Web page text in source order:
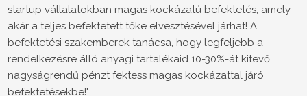
startup vállalatokban magas kockázatú befektetés, amely
akár a teljes befektetett tőke elvesztésével járhat! A
befektetési szakemberek tanácsa, hogy legfeljebb a
rendelkezésre álló anyagi tartalékaid 10-30%-át kitevő
nagyságrendű pénzt fektess magas kockázattal járó
befektetésekbe!"